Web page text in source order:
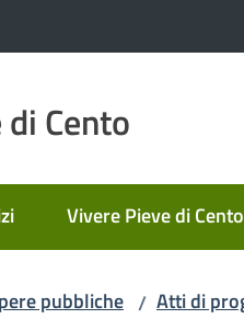
Cento
Vivere Pieve di Cento
pubbliche / Atti di